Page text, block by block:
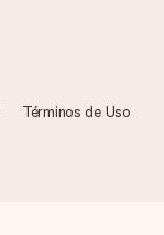
Términos de Uso